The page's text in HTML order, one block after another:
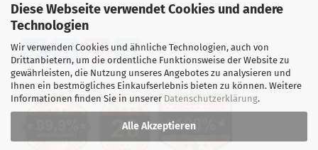
Diese Webseite verwendet Cookies und andere
Technologien
Wir verwenden Cookies und ähnliche Technologien, auch von
Drittanbietern, um die ordentliche Funktionsweise der Website zu
gewährleisten, die Nutzung unseres Angebotes zu analysieren und
Ihnen ein bestmögliches Einkaufserlebnis bieten zu können. Weitere
Informationen finden Sie in unserer Datenschutzerklärung.
Alle Akzeptieren
E-Mail:info@karstensdartshop.de